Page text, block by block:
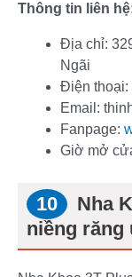
Thông tin liên
Địa chỉ:
Ngãi
Điện thoại:
Email:
Fanpage:
Giờ mở
Nha
niềng răng